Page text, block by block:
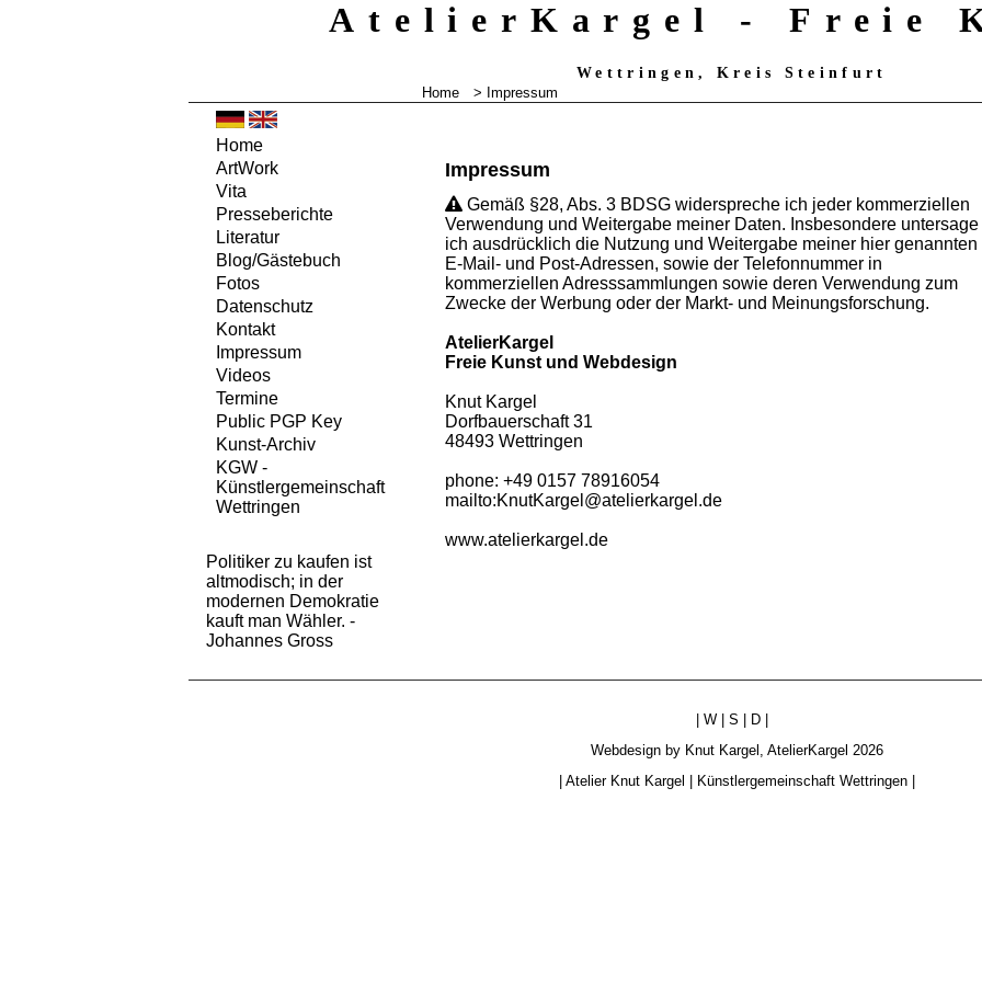
AtelierKargel - Freie
Wettringen, Kreis Steinfurt
Home > Impressum
Impressum
Gemäß §28, Abs. 3 BDSG widerspreche ich jeder kommerziellen
Verwendung und Weitergabe meiner Daten. Insbesondere untersage
ich ausdrücklich die Nutzung und Weitergabe meiner hier genannten
E-Mail- und Post-Adressen, sowie der Telefonnummer in
kommerziellen Adresssammlungen sowie deren Verwendung zum
Zwecke der Werbung oder der Markt- und Meinungsforschung.
AtelierKargel
Freie Kunst und Webdesign
Knut Kargel
Dorfbauerschaft 31
48493 Wettringen
phone: +49 0157 78916054
mailto:KnutKargel@atelierkargel.de
www.atelierkargel.de
Home
ArtWork
Vita
Presseberichte
Literatur
Blog/Gästebuch
Fotos
Datenschutz
Kontakt
Impressum
Videos
Termine
Public PGP Key
Kunst-Archiv
KGW -
Künstlergemeinschaft
Wettringen
Politiker zu kaufen ist
altmodisch; in der
modernen Demokratie
kauft man Wähler. -
Johannes Gross
W S D
Webdesign by Knut Kargel , AtelierKargel 2026
Atelier Knut Kargel Künstlergemeinschaft Wettringen|